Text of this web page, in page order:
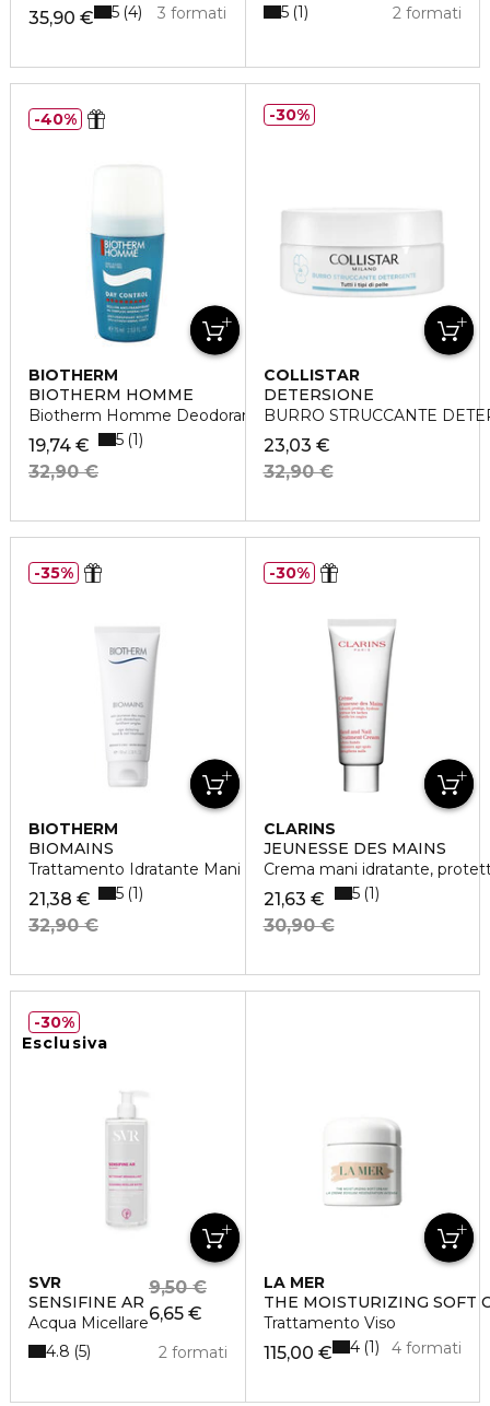
35,90 € 3 formati
5 4 2 formati
5 1
BIOTHERM
BIOTHERM HOMME
Biotherm Homme Deodorante Roll-On Day Control
19,74 €
32,90 €
5 1
40%
COLLISTAR
DETERSIONE
BURRO STRUCCANTE
23,03 €
32,90 €
30%
BIOTHERM
BIOMAINS
Trattamento Idratante Mani
21,38 €
32,90 €
5 1
35%
CLARINS
JEUNESSE DES MAINS
Crema mani idratante,
21,63 €
30,90 €
5 1
30%
Esclusiva
SVR
SENSIFINE AR
Acqua Micellare6,65 €
9,50 €
2 formati
4.8 5
30%
LA MER
THE MOISTURIZING SOFT
Trattamento Viso
115,00 € 4 formati
4 1